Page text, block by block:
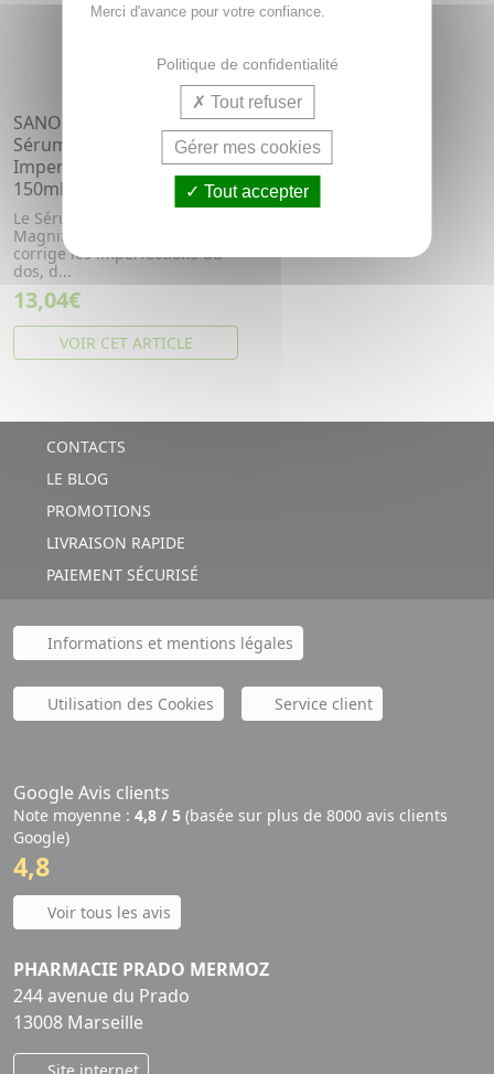
SANOFLORE Magnifica -
Sérum-en-Brume Anti-
Imperfections Bio Corps
150ml
Le Sérum-en-Brume
Magnifica Anti-Imperfections
corrige les imperfections du
dos, d...
13,04€
VOIR CET ARTICLE
CONTACTS
LE BLOG
PROMOTIONS
LIVRAISON RAPIDE
PAIEMENT SÉCURISÉ
Informations et mentions légales
Utilisation des Cookies Service client
Google Avis clients
Note moyenne : 4,8 / 5 (basée sur plus de 8000 avis clients
Google)
4,8
Voir tous les avis
PHARMACIE PRADO MERMOZ
244 avenue du Prado
13008 Marseille
Merci d'avance pour votre confiance.
Politique de confidentialité
Tout refuser
Gérer mes cookies
Tout accepter